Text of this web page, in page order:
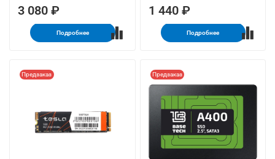
3 080 ₽
Подробнее
1 440 ₽
Подробнее
Предзаказ Предзаказ